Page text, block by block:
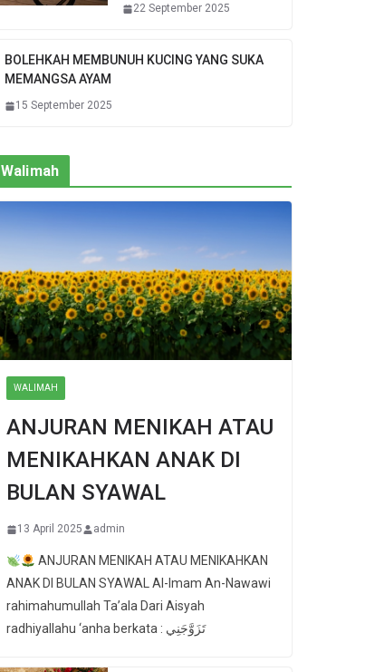
22 September 2025
BOLEHKAH MEMBUNUH KUCING YANG SUKA
MEMANGSA AYAM
15 September 2025
Walimah
WALIMAH
ANJURAN MENIKAH ATAU
MENIKAHKAN ANAK DI
BULAN SYAWAL
13 April 2025 admin
ANJURAN MENIKAH ATAU MENIKAHKAN
ANAK DI BULAN SYAWAL Al-Imam An-Nawawi
rahimahumullah Ta’ala Dari Aisyah
radhiyallahu ‘anha berkata : تَزَوَّجَنِي